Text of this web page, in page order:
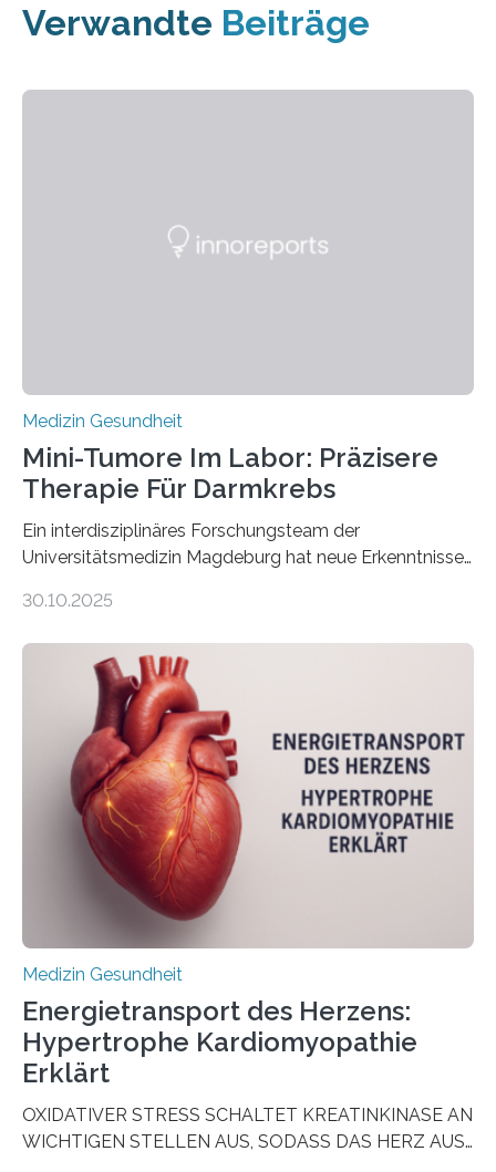
Verwandte Beiträge
Medizin Gesundheit
Mini-Tumore Im Labor: Präzisere
Therapie Für Darmkrebs
Ein interdisziplinäres Forschungsteam der
Universitätsmedizin Magdeburg hat neue Erkenntnisse
behandelt werden kann. In ihrer aktuellen Studie,
Oncology, zeigen die Forschenden, dass Mini-Tumore
aus Gewebe von Patientinnen und Patienten –
sogenannte Organoide – genutzt werden können, um
vorab zu prüfen, welche Medikamente am besten
wirken. Dabei wurde ein Eiweiß identifiziert, das künftig
als Biomarker für die Wahl der passenden Therapie
dienen könnte. Darmkrebs zählt weltweit zu den
häufigsten Krebsarten und stellt…
30.10.2025
Medizin Gesundheit
Energietransport des Herzens:
Hypertrophe Kardiomyopathie
Erklärt
OXIDATIVER STRESS SCHALTET KREATINKINASE AN
WICHTIGEN STELLEN AUS, SODASS DAS HERZ AUS